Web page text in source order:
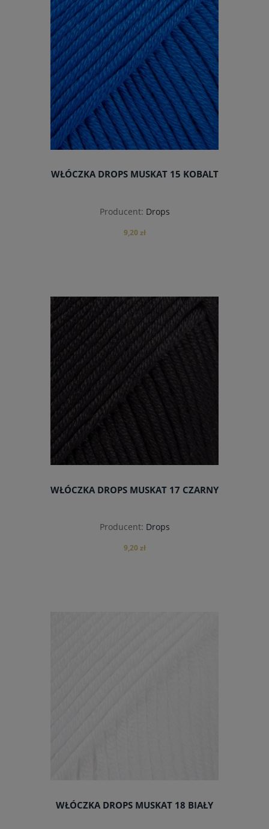
WŁÓCZKA DROPS MUSKAT 15 KOBALT
Producent: Drops
9,20 zł
do koszyka
WŁÓCZKA DROPS MUSKAT 17 CZARNY
Producent: Drops
9,20 zł
WŁÓCZKA DROPS MUSKAT 18 BIAŁY